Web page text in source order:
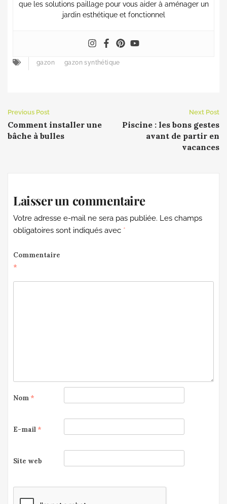
que les solutions paillage pour vous aider à aménager un
jardin esthétique et fonctionnel
gazon gazon synthétique
Previous Post
Comment installer une
bâche à bulles
Next Post
Piscine : les bons gestes
avant de partir en
vacances
Laisser un commentaire
Votre adresse e-mail ne sera pas publiée. Les champs
obligatoires sont indiqués avec *
Commentaire
*
Nom *
E-mail *
Site web